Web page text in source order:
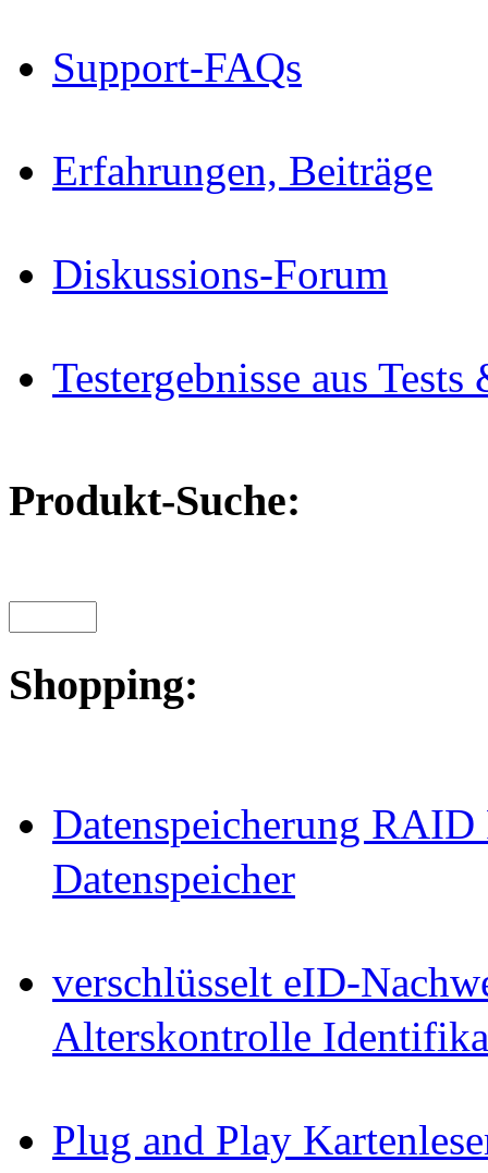
Support-FAQs
Erfahrungen, Beiträge
Diskussions-Forum
Testergebnisse aus
Produkt-Suche:
Shopping:
Datenspeicherung
Datenspeicher
verschlüsselt eID-
Alterskontrolle
Plug and Play